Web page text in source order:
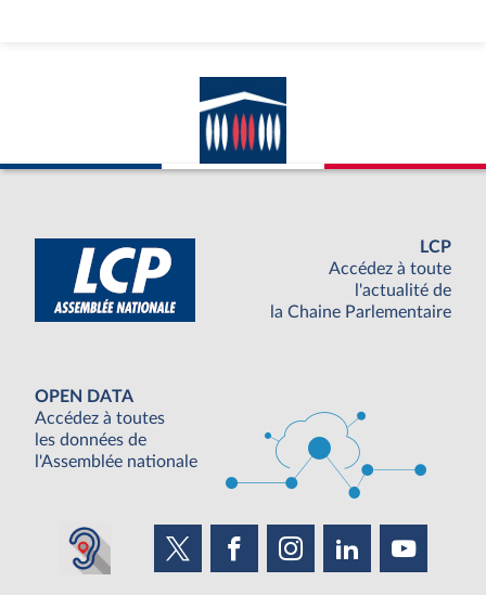
LCP
Accédez à toute
l'actualité de
la Chaine Parlementaire
OPEN DATA
Accédez à toutes
les données de
l'Assemblée nationale